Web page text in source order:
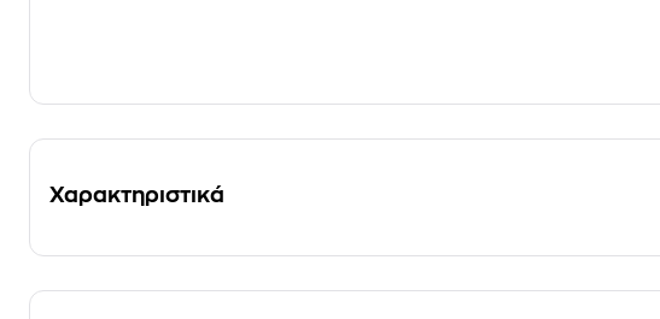
Χαρακτηριστικά